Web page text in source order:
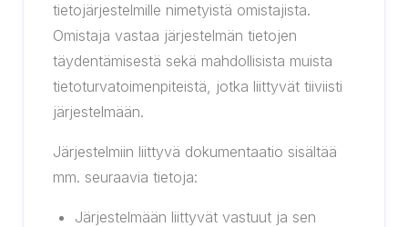
tietojärjestelmille nimetyistä omistajista.
Omistaja vastaa järjestelmän tietojen
täydentämisestä sekä mahdollisista muista
tietoturvatoimenpiteistä, jotka liittyvät tiiviisti
järjestelmään.
Järjestelmiin liittyvä dokumentaatio sisältää
mm. seuraavia tietoja:
Järjestelmään liittyvät vastuut ja sen